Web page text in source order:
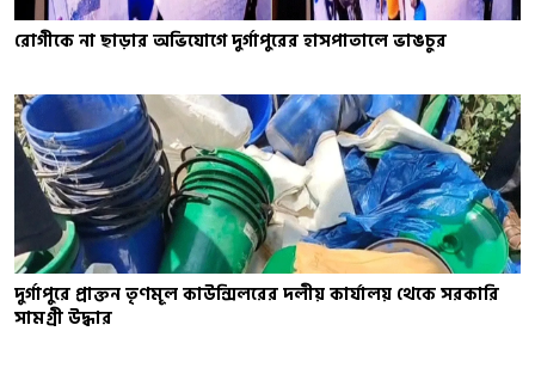
রোগীকে না ছাড়ার অভিযোগে দুর্গাপুরের হাসপাতালে ভাঙচুর
দুর্গাপুরে প্রাক্তন তৃণমূল কাউন্সিলরের দলীয় কার্যালয় থেকে সরকারি
সামগ্রী উদ্ধার